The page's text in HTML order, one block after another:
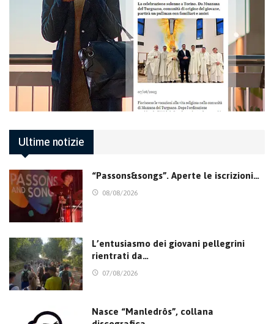
Ultime notizie
“Passons&songs”. Aperte le iscrizioni…
08/08/2026
L’entusiasmo dei giovani pellegrini
rientrati da…
07/08/2026
Nasce “Manledrôs”, collana